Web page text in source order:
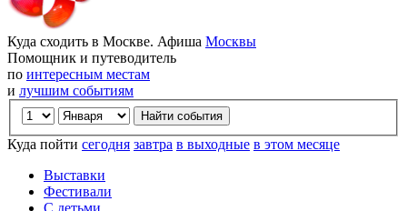
Куда сходить в Москве. Афиша Москвы
Помощник и путеводитель
по интересным местам
и лучшим событиям
Куда пойти сегодня завтра в выходные в этом месяце
Выставки
Фестивали
С детьми